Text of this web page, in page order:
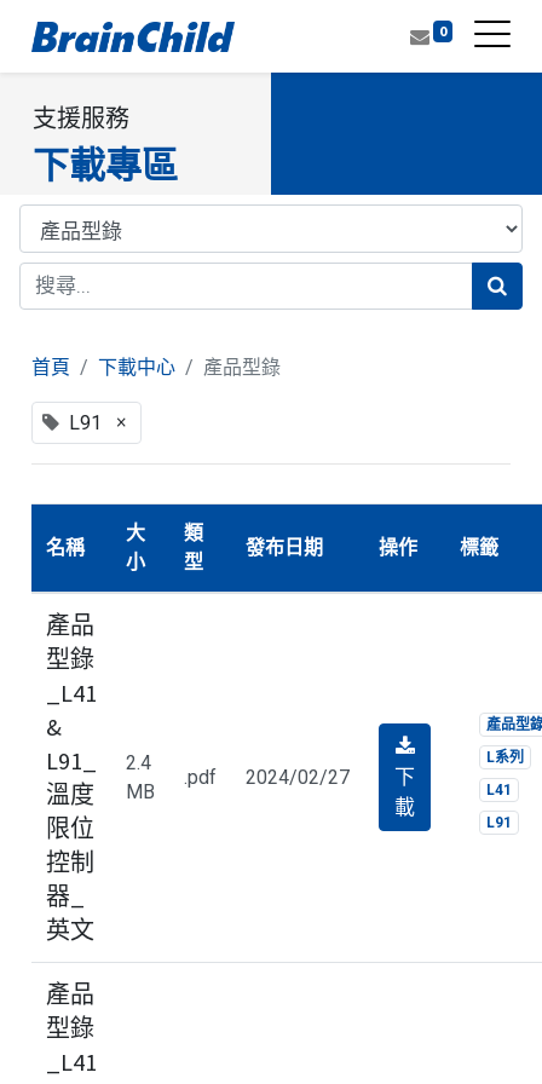
0
支援服務
下載專區
首頁 下載中心 產品型錄
L91 ×
名稱
大
小
類
型
發布日期 操作 標籤
產品
型錄
_L41
&
L91_
溫度
限位
控制
器_
英文
2.4
MB
.pdf 2024/02/27
下
載
產品型
L系列
L41
L91
產品
型錄
_L41